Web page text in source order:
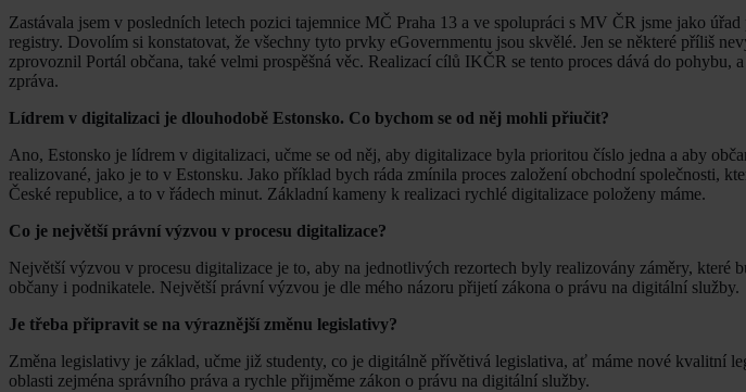
Zastávala jsem v posledních letech pozici tajemnice MČ Praha 13 a ve spolupráci s MV ČR jsme jako
registry. Dovolím si konstatovat, že všechny tyto prvky eGovernmentu jsou skvělé. Jen se některé příliš
zprovoznil Portál občana, také velmi prospěšná věc. Realizací cílů IKČR se tento proces dává do pohybu,
zpráva.
Lídrem v digitalizaci je dlouhodobě Estonsko. Co bychom se od něj mohli přiučit?
Ano, Estonsko je lídrem v digitalizaci, učme se od něj, aby digitalizace byla prioritou číslo jedna a aby
realizované, jako je to v Estonsku. Jako příklad bych ráda zmínila proces založení obchodní společnosti,
České republice, a to v řádech minut. Základní kameny k realizaci rychlé digitalizace položeny máme.
Co je největší právní výzvou v procesu digitalizace?
Největší výzvou v procesu digitalizace je to, aby na jednotlivých rezortech byly realizovány záměry, které
občany i podnikatele. Největší právní výzvou je dle mého názoru přijetí zákona o právu na digitální služby.
Je třeba připravit se na výraznější změnu legislativy?
Změna legislativy je základ, učme již studenty, co je digitálně přívětivá legislativa, ať máme nové kvalitní
oblasti zejména správního práva a rychle přijměme zákon o právu na digitální služby.